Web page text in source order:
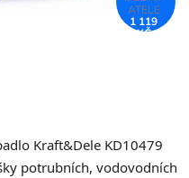
Kraft&Dele KD10479
potrubních, vodovodních
1 119
KČ